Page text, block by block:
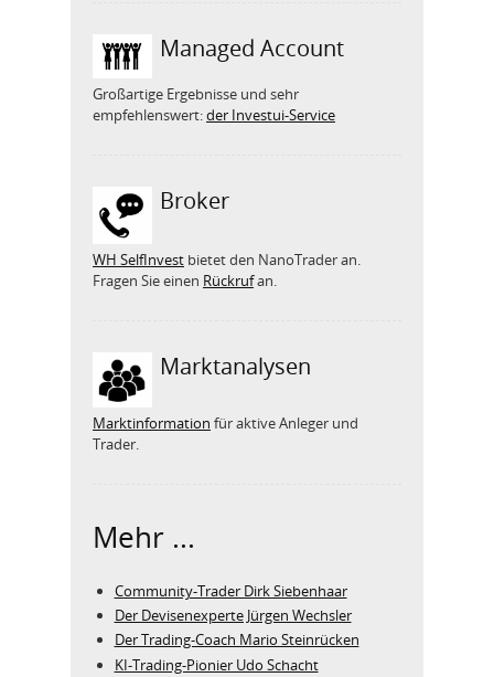
Managed Account
Großartige Ergebnisse und sehr
empfehlenswert:der Investui-Service
Broker
WH SelfInvest bietet den NanoTrader an.
Fragen Sie einen Rückrufan.
Marktanalysen
Marktinformation für aktive Anleger und
Trader.
Mehr ...
Community-Trader Dirk Siebenhaar
Der Devisenexperte Jürgen Wechsler
Der Trading-Coach Mario Steinrücken
KI-Trading-Pionier Udo Schacht